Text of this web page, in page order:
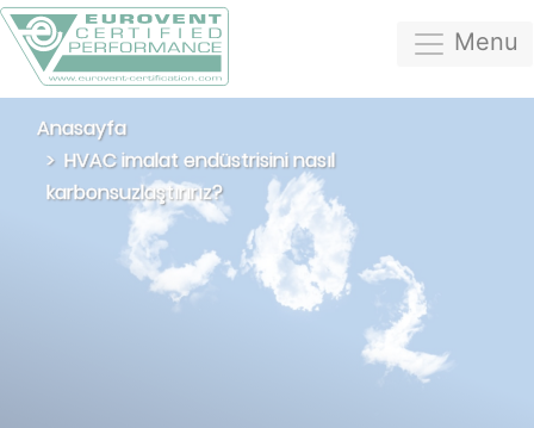
Menu
Anasayfa
HVAC imalat endüstrisini nasıl
karbonsuzlaştırırız?